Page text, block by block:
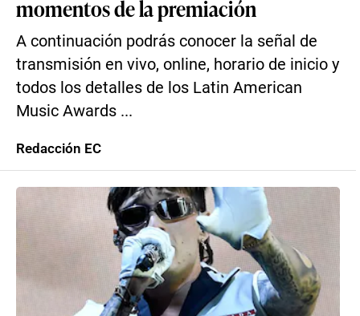
momentos de la premiación
A continuación podrás conocer la señal de
transmisión en vivo, online, horario de inicio y
todos los detalles de los Latin American
Music Awards ...
Redacción EC